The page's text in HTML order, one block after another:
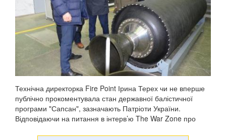
Технічна директорка Fire Point Ірина Терех чи не вперше
публічно прокоментувала стан державної балістичної
програми "Сапсан", зазначають Патріоти України.
Відповідаючи на питання в інтерв’ю The War Zone про